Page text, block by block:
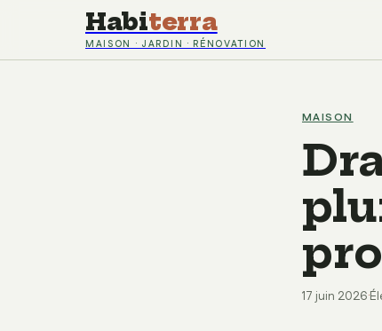
Habiterra
MAISON · JARDIN · RÉNOVATION
MAISON
17 juin 2026·